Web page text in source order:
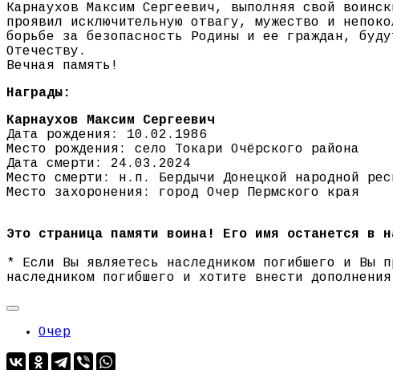
Карнаухов Максим Сергеевич, выполняя свой
проявил исключительную отвагу, мужество и
борьбе за безопасность Родины и ее граждан,
Отечеству.
Вечная память!
Награды:
Карнаухов Максим Сергеевич
Дата рождения: 10.02.1986
Место рождения: село Токари Очёрского района
Дата смерти: 24.03.2024
Место смерти: н.п. Бердычи Донецкой народной
Место захоронения: город Очер Пермского края
Это страница памяти воина! Его имя останется в
* Если Вы являетесь наследником погибшего и Вы
наследником погибшего и хотите внести
Очер